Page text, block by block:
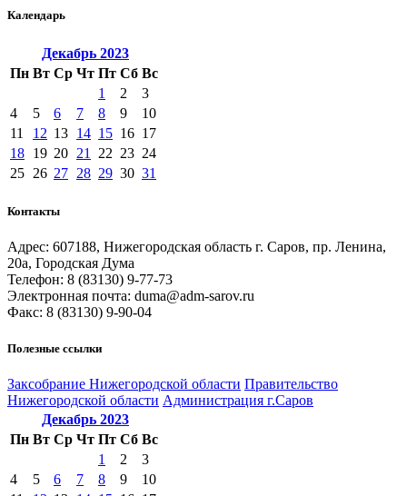
Календарь
Декабрь 2023
Пн Вт Ср Чт Пт Сб Вс
1
2
3
4
5 6 7 8 9
10
11
12 13 14 15 16 17
18 19 20 21 22 23 24
25 26 27 28 29 30 31
Контакты
Адрес: 607188, Нижегородская область г. Саров, пр. Ленина,
20а, Городская Дума
Телефон: 8 (83130) 9-77-73
Электронная почта: duma@adm-sarov.ru
Факс: 8 (83130) 9-90-04
Полезные ссылки
Закcобрание Нижегородской области Правительство
Нижегородской области Администрация г.Саров
Декабрь 2023
Пн Вт Ср Чт Пт Сб Вс
1
2
3
4
5 6 7 8 9
10